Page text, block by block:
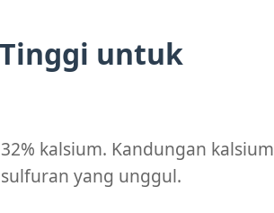
Tinggi untuk
kalsium. Kandungan kalsium
yang unggul.